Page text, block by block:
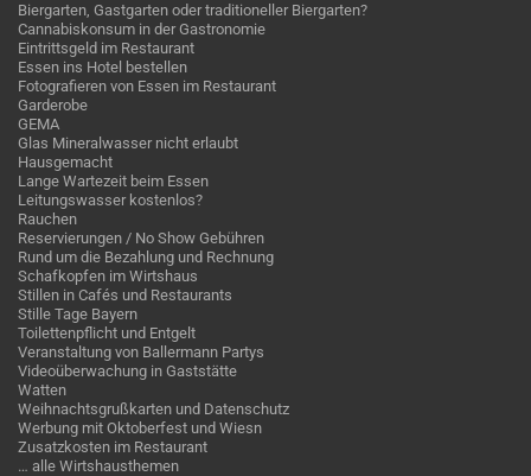
Biergarten, Gastgarten oder traditioneller Biergarten?
Cannabiskonsum in der Gastronomie
Eintrittsgeld im Restaurant
Essen ins Hotel bestellen
Fotografieren von Essen im Restaurant
Garderobe
GEMA
Glas Mineralwasser nicht erlaubt
Hausgemacht
Lange Wartezeit beim Essen
Leitungswasser kostenlos?
Rauchen
Reservierungen / No Show Gebühren
Rund um die Bezahlung und Rechnung
Schafkopfen im Wirtshaus
Stillen in Cafés und Restaurants
Stille Tage Bayern
Toilettenpflicht und Entgelt
Veranstaltung von Ballermann Partys
Videoüberwachung in Gaststätte
Watten
Weihnachtsgrußkarten und Datenschutz
Werbung mit Oktoberfest und Wiesn
Zusatzkosten im Restaurant
… alle Wirtshausthemen